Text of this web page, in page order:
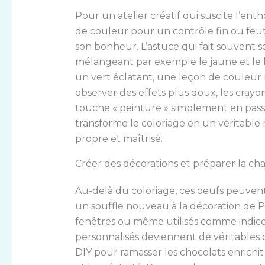
Pour un atelier créatif qui suscite
de couleur pour un contrôle fin ou
son bonheur. L’astuce qui fait souvent
mélangeant par exemple le jaune et
un vert éclatant, une leçon de
observer des effets plus doux, les
touche « peinture » simplement en
transforme le coloriage en un
propre et maîtrisé.
Créer des décorations et préparer la
Au-delà du coloriage, ces oeufs
un souffle nouveau à la décoration de
fenêtres ou même utilisés comme
personnalisés deviennent de véritables
DIY pour ramasser les chocolats